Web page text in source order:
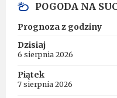
POGODA NA
Prognoza z godziny
Dzisiaj
6 sierpnia 2026
Piątek
7 sierpnia 2026